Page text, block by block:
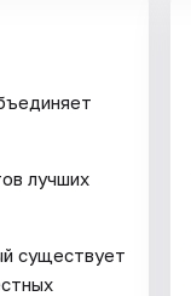
лучших
существует